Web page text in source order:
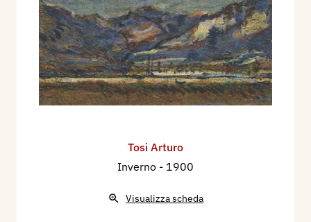
Tosi Arturo
Inverno - 1900
Visualizza scheda